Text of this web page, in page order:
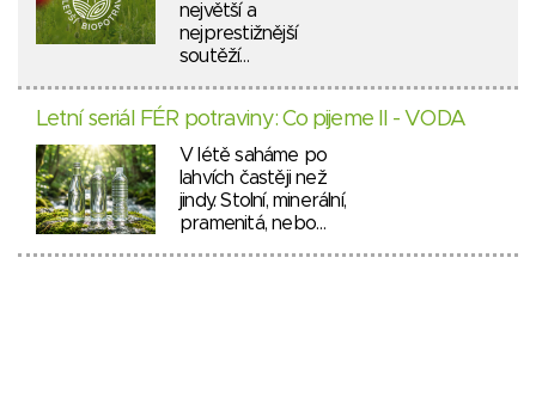
největší a
nejprestižnější
soutěží…
Letní seriál FÉR potraviny: Co pijeme II - VODA
V létě saháme po
lahvích častěji než
jindy. Stolní, minerální,
pramenitá, nebo…